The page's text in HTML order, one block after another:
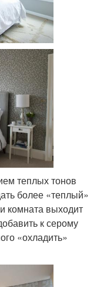
теплых тонов
более «теплый»
комната выходит
к серому
«охладить»